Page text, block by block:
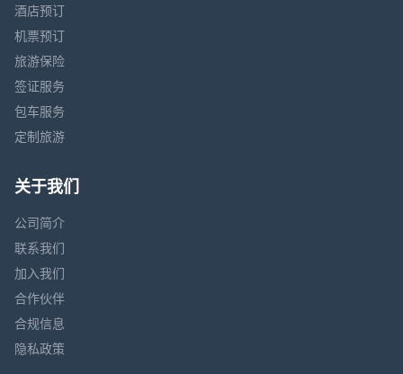
酒店预订
机票预订
旅游保险
签证服务
包车服务
定制旅游
关于我们
公司简介
联系我们
加入我们
合作伙伴
合规信息
隐私政策